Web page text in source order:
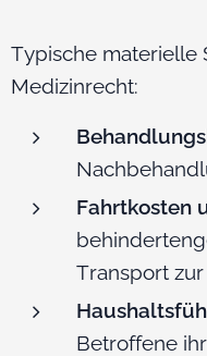
Typische materielle
Medizinrecht:
Fahrtkosten
Transport
Betroffene